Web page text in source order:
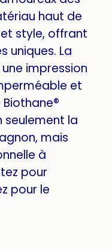
haut de
style, offrant
uniques. La
impression
et
seulement la
mais
à
pour
pour le